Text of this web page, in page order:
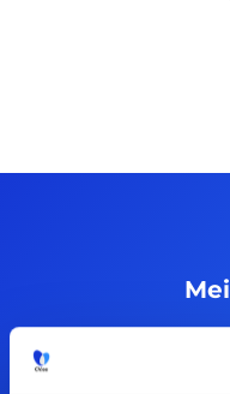
Tööelublogi.ee
kursis